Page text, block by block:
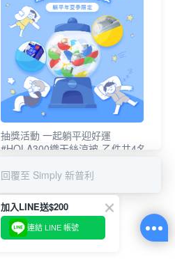
抽獎活動 一起躺平迎好運
#HOLA300織天絲涼被-乙件共4名
回覆至 Simply 新普利
加入LINE送$200
連結 LINE 帳號